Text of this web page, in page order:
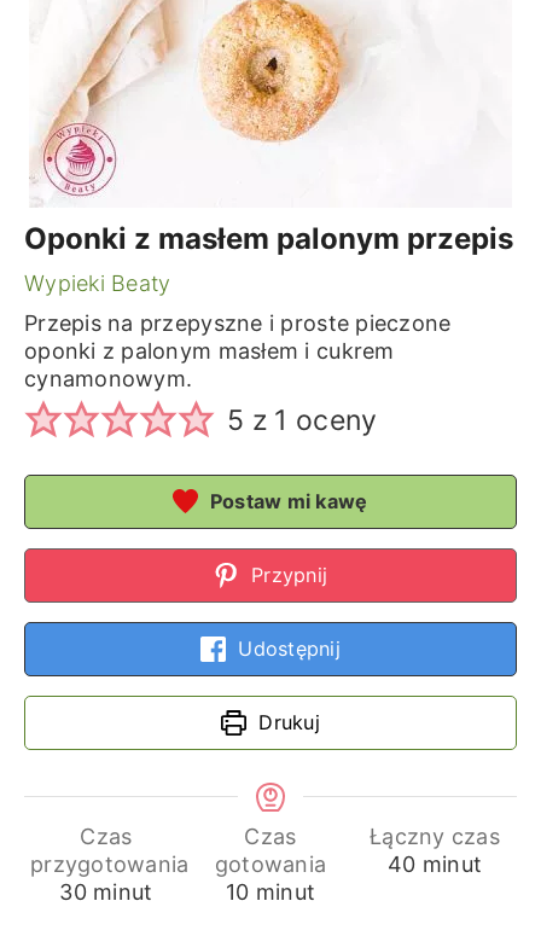
Oponki z masłem palonym przepis
Wypieki Beaty
Przepis na przepyszne i proste pieczone
oponki z palonym masłem i cukrem
cynamonowym.
5 z 1 oceny
Postaw mi kawę
Przypnij
Udostępnij
Drukuj
Czas
przygotowania
30minuty
minut
Czas
gotowania
10minuty
minut
Łączny czas
40minuty
minut